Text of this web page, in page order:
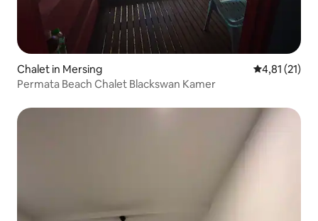
Chalet in Mersing Gemiddelde
4,81 (21)
Permata Beach Chalet Blackswan Kamer